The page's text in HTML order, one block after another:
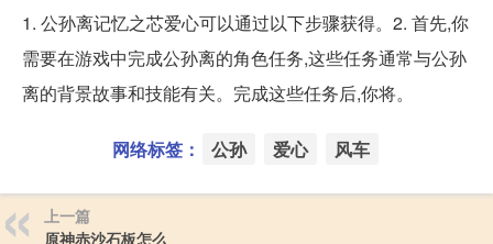
1. 公孙离记忆之芯爱心可以通过以下步骤获得。2. 首先,你
需要在游戏中完成公孙离的角色任务,这些任务通常与公孙
离的背景故事和技能有关。完成这些任务后,你将。
网络标签： 公孙 爱心 风车
上一篇
原神赤沙石板怎么